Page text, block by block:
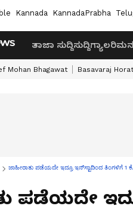
Kannada KannadaPrabha
ತಾಜಾ ಸುದ್ದಿಸುದ್ದಿಗ್ಯಾಲರಿ
Mohan Bhagawat Basavaraj
ಜಾಹೀರಾತು ಪಡೆಯದೇ ಇದ್ರೂ ಇನ್​ಸ್ಟಾದಿಂದ ತಿಂಗಳಿಗೆ
ಪಡೆಯದೇ